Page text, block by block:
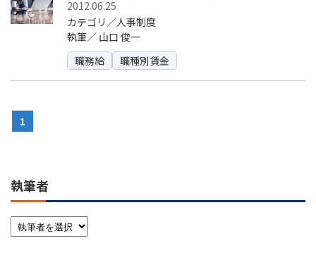
2012.06.25
カテゴリ／人事制度
執筆／ 山口 俊一
職務給
職種別賃金
1
執筆者